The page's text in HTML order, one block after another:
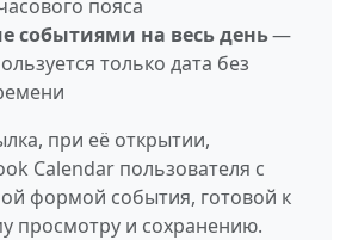
пояса
событиями на весь день—
только дата без
при её открытии,
Calendar пользователя с
формой события, готовой к
просмотру и сохранению.